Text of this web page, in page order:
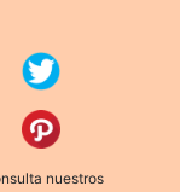
nuestros